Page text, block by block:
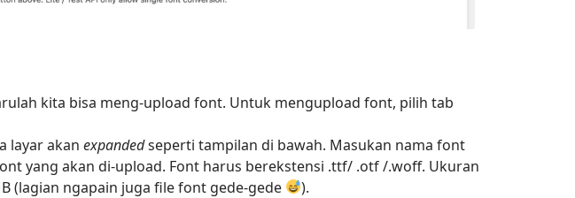
kita bisa meng-upload font. Untuk mengupload font, pilih tab
layar akan expandedseperti tampilan di bawah. Masukan nama font
yang akan di-upload. Font harus berekstensi .ttf/ .otf /.woff. Ukuran
(lagian ngapain juga file font gede-gede
).